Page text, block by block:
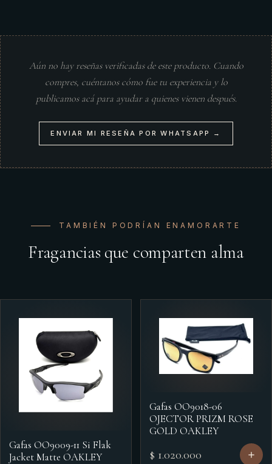
Aún no hay reseñas verificadas de este producto. Cuando
compres, cuéntanos cómo fue tu experiencia y lo
publicamos acá para ayudar a quienes vienen después.
ENVIAR MI RESEÑA POR WHATSAPP →
TAMBIÉN PODRÍAN ENAMORARTE
Fragancias que comparten alma
Gafas OO9009-11 Si Flak
Jacket Matte OAKLEY
Gafas OO9018-06
OJECTOR PRIZM ROSE
GOLD OAKLEY
$ 1.020.000